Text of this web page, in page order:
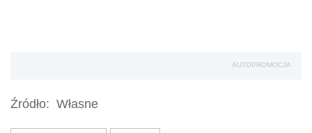
AUTOPROMOCJA
Źródło: Własne